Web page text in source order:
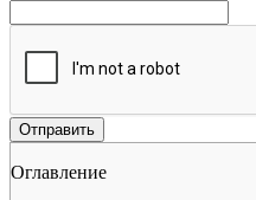
Оглавление